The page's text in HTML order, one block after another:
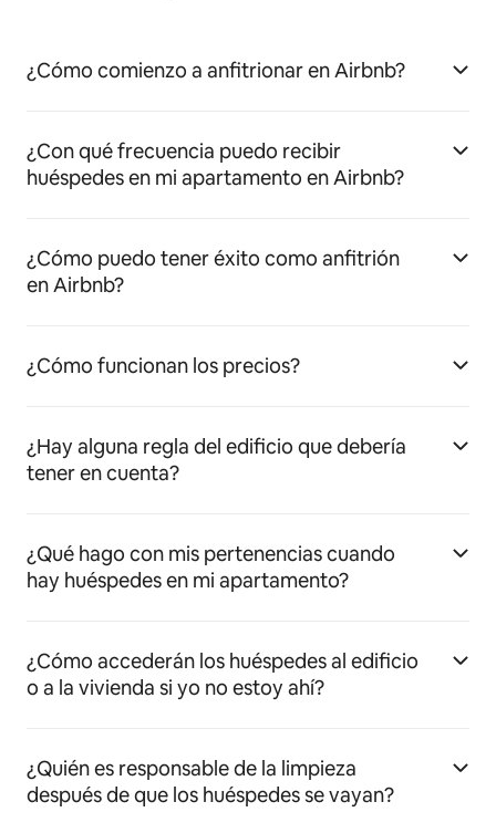
¿Cómo comienzo a anfitrionar en Airbnb?
¿Con qué frecuencia puedo recibir
huéspedes en mi apartamento en Airbnb?
¿Cómo puedo tener éxito como anfitrión
en Airbnb?
¿Cómo funcionan los precios?
¿Hay alguna regla del edificio que debería
tener en cuenta?
¿Qué hago con mis pertenencias cuando
hay huéspedes en mi apartamento?
¿Cómo accederán los huéspedes al edificio
o a la vivienda si yo no estoy ahí?
¿Quién es responsable de la limpieza
después de que los huéspedes se vayan?